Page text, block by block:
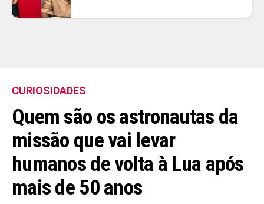
CURIOSIDADES
Quem são os astronautas da
missão que vai levar
humanos de volta à Lua após
mais de 50 anos